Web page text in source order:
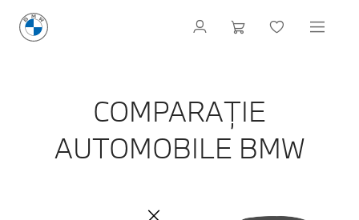
COMPARAȚIE
AUTOMOBILE BMW